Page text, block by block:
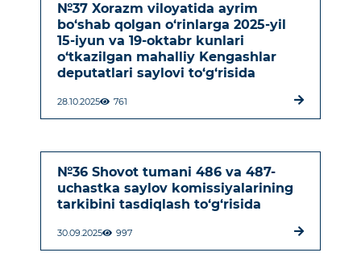
№37 Xorazm viloyatida ayrim
bo‘shab qolgan o‘rinlarga 2025-yil
15-iyun va 19-oktabr kunlari
o‘tkazilgan mahalliy Kengashlar
deputatlari saylovi to‘g‘risida
28.10.2025 761
№36 Shovot tumani 486 va 487-
uchastka saylov komissiyalarining
tarkibini tasdiqlash to‘g‘risida
30.09.2025 997